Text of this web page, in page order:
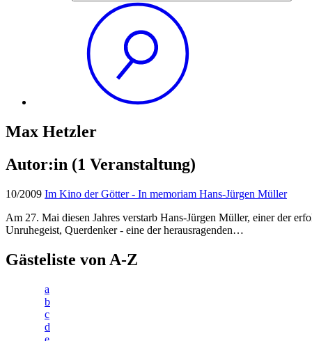
Max Hetzler
Autor:in (1 Veranstaltung)
10/2009 Im Kino der Götter - In memoriam Hans-Jürgen Müller
Am 27. Mai diesen Jahres verstarb Hans-Jürgen Müller, einer der
Unruhegeist, Querdenker - eine der herausragenden…
Gästeliste von A-Z
a
b
c
d